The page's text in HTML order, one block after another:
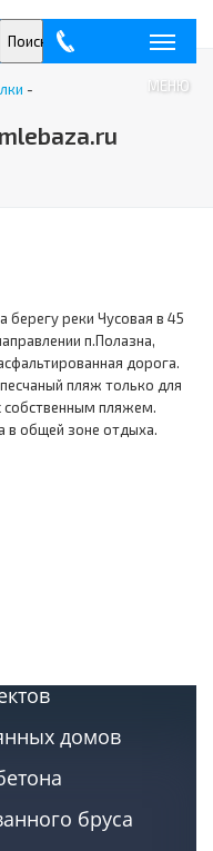
МЕНЮ
Поиск
-
берегу реки Чусовая в 45
п.Полазна,
дорога.
пляж только для
собственным пляжем.
в общей зоне отдыха.
домов
бруса